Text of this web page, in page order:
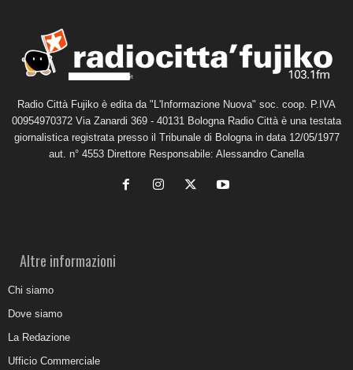
Radio Città Fujiko è edita da "L'Informazione Nuova" soc. coop. P.IVA
00954970372 Via Zanardi 369 - 40131 Bologna Radio Città è una testata
giornalistica registrata presso il Tribunale di Bologna in data 12/05/1977
aut. n° 4553 Direttore Responsabile: Alessandro Canella
Altre informazioni
Chi siamo
Dove siamo
La Redazione
Ufficio Commerciale